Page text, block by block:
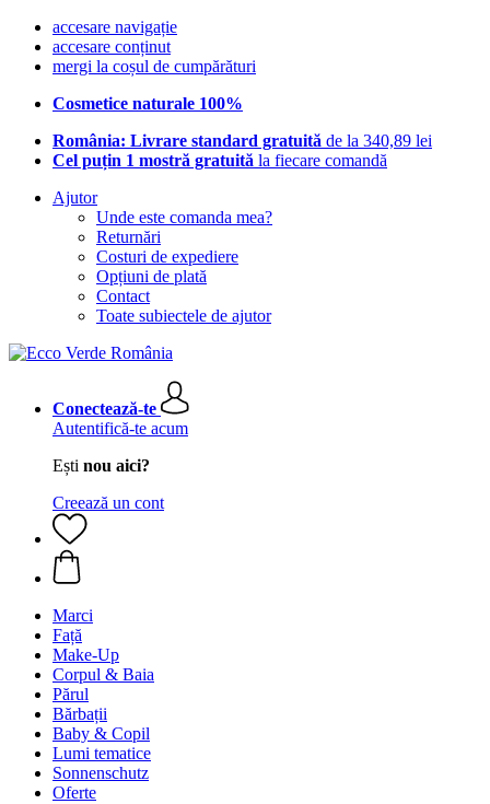
accesare navigație
accesare conținut
mergi la coșul de cumpărături
Cosmetice naturale 100%
România: Livrare standard gratuită de la 340,89 lei
Cel puțin 1 mostră gratuită la fiecare comandă
Ajutor
Unde este comanda mea?
Returnări
Costuri de expediere
Opțiuni de plată
Contact
Toate subiectele de ajutor
Conectează-te
Autentifică-te acum
Ești nou aici?
Creează un cont
Marci
Față
Make-Up
Corpul & Baia
Părul
Bărbații
Baby & Copil
Lumi tematice
Sonnenschutz
Oferte